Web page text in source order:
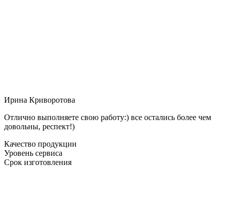
Ирина Криворотова
Отлично выполняете свою работу:) все остались более чем
довольны, респект!)
Качество продукции
Уровень сервиса
Срок изготовления